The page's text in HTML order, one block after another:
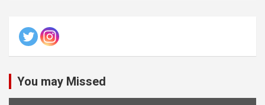
You may Missed